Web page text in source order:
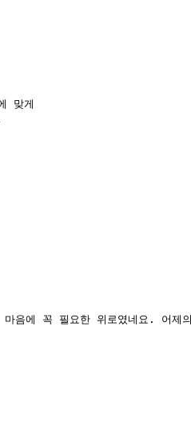
맞게
마음에 꼭 필요한 위로였네요. 어